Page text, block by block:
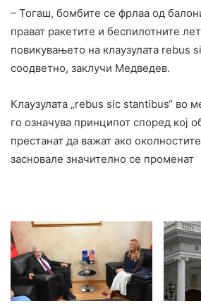
– Тогаш, бомбите се фрлаа од
прават ракетите и беспилотните
повикувањето на клаузулата rebus
соодветно, заклучи Медведев.
Клаузулата „rebus sic stantibus“ во
го означува принципот според кој
престанат да важат ако
засновале значително се променат